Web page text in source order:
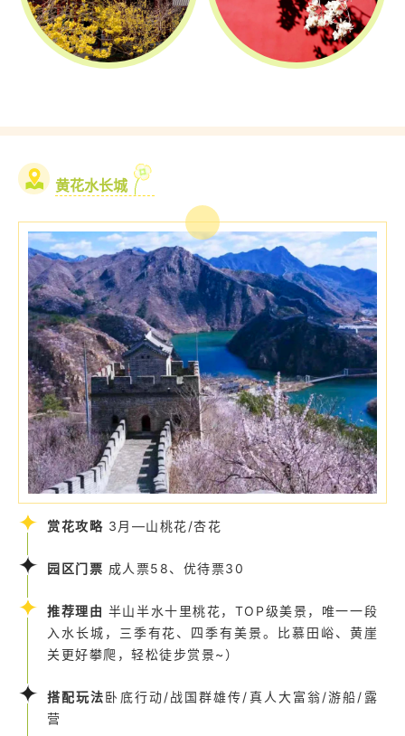
黄花水长城
赏花攻略 3月—山桃花/杏花
园区门票 成人票58、优待票30
推荐理由 半山半水十里桃花，TOP级美景，唯一一段
入水长城，三季有花、四季有美景。比慕田峪、黄崖
关更好攀爬，轻松徒步赏景~）
搭配玩法卧底行动/战国群雄传/真人大富翁/游船/露
营